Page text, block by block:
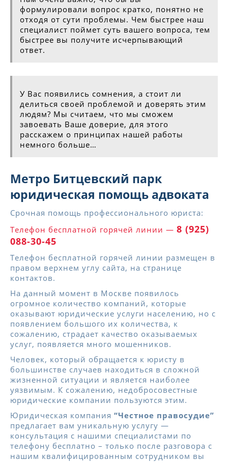
формулировали вопрос кратко, понятно не
отходя от сути проблемы. Чем быстрее наш
специалист поймет суть вашего вопроса, тем
быстрее вы получите исчерпывающий
ответ.
У Вас появились сомнения, а стоит ли
делиться своей проблемой и доверять этим
людям? Мы считаем, что мы сможем
завоевать Ваше доверие, для этого
расскажем о принципах нашей работы
немного больше…
Метро Битцевский парк
юридическая помощь адвоката
Срочная помощь профессионального юриста:
Телефон бесплатной горячей линии — 8 (925)
088-30-45
Телефон бесплатной горячей линии размещен в
правом верхнем углу сайта, на странице
контактов.
На данный момент в Москве появилось
огромное количество компаний, которые
оказывают юридические услуги населению, но с
появлением большого их количества, к
сожалению, страдает качество оказываемых
услуг, появляется много мошенников.
Человек, который обращается к юристу в
большинстве случаев находиться в сложной
жизненной ситуации и является наиболее
уязвимым. К сожалению, недобросовестные
юридические компании пользуются этим.
Юридическая компания “Честное правосудие”
предлагает вам уникальную услугу —
консультация с нашими специалистами по
телефону бесплатно – только после разговора с
нашим квалифицированным сотрудником вы